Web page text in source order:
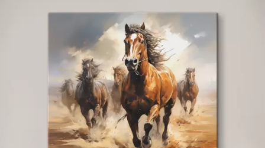
Яскраві, насичені кольори
Стійкість до вицвітання
Безпечне чорнило без запаху
Поверхня з текстурою полотна
Екологічний матеріал
Преміум
.00грн
Яскраві, насичені кольори